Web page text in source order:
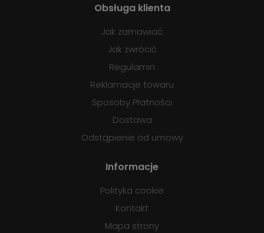
Obsługa klienta
Jak zamawiać
Jak zwrócić
Regulamin
Reklamacje towaru
Sposoby Płatności
Dostawa
Odstąpienie od umowy
Informacje
Polityka cookie
Kontakt
Mapa strony